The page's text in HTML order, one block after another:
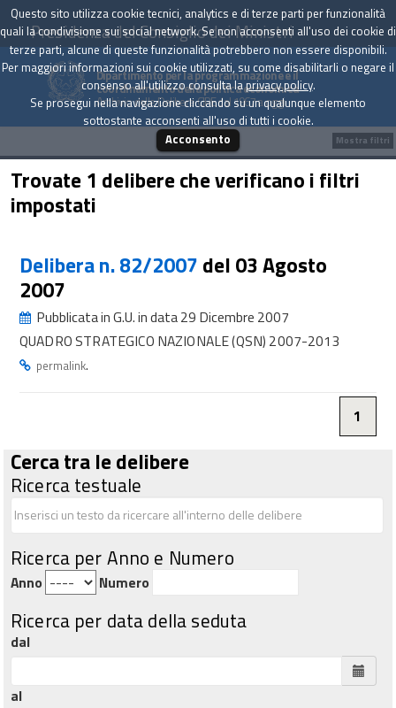
Presidenza del Consiglio dei Ministri
Dipartimento per la programmazione e il
coordinamento della politica economica
Archivio delle Delibere CIPE dal 1967 a oggi
Trovate 1 delibere che verificano i filtri
impostati
Delibera n. 82/2007 del 03 Agosto
2007
Pubblicata in G.U. in data 29 Dicembre 2007
QUADRO STRATEGICO NAZIONALE (QSN) 2007-2013
permalink.
1
Cerca tra le delibere
Ricerca testuale
Ricerca per Anno e Numero
Anno Numero
Ricerca per data della seduta
dal
al
Mostra filtri
Questo sito utilizza cookie tecnici, analytics e di terze parti per funzionalità
quali la condivisione sui social network. Se non acconsenti all'uso dei cookie di
terze parti, alcune di queste funzionalità potrebbero non essere disponibili.
Per maggiori informazioni sui cookie utilizzati, su come disabilitarli o negare il
consenso all'utilizzo consulta laprivacy policy.
Se prosegui nella navigazione cliccando su un qualunque elemento
sottostante acconsenti all'uso di tutti i cookie.
Acconsento